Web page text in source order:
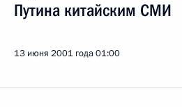
Путина китайским СМИ
13 июня 2001 года01:00